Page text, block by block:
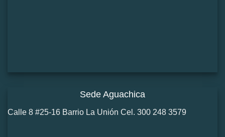
Sede Aguachica
Calle 8 #25-16 Barrio La Unión Cel. 300 248 3579